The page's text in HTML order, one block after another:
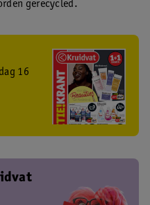
gerecycled.
16